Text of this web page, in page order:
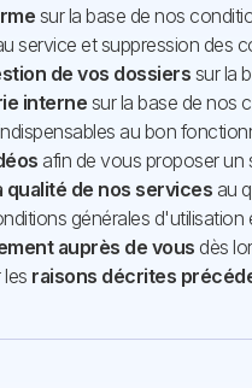
sur la base de nos
service et suppression des
de vos dossiers sur la
interne sur la base de nos
au bon
afin de vous proposer un
de nos services au
générales
auprès de vous dès
raisons décrites